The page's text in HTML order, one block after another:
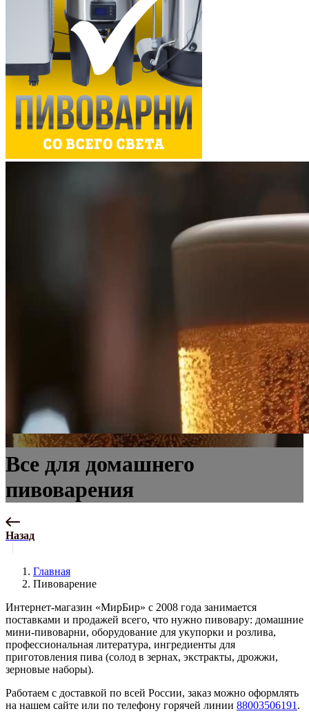
Все для домашнего
пивоварения
Назад
Главная
Пивоварение
Интернет-магазин «МирБир» с 2008 года занимается
поставками и продажей всего, что нужно пивовару: домашние
мини-пивоварни, оборудование для укупорки и розлива,
профессиональная литература, ингредиенты для
приготовления пива (солод в зернах, экстракты, дрожжи,
зерновые наборы).
Работаем с доставкой по всей России, заказ можно оформлять
на нашем сайте или по телефону горячей линии 88003506191 .